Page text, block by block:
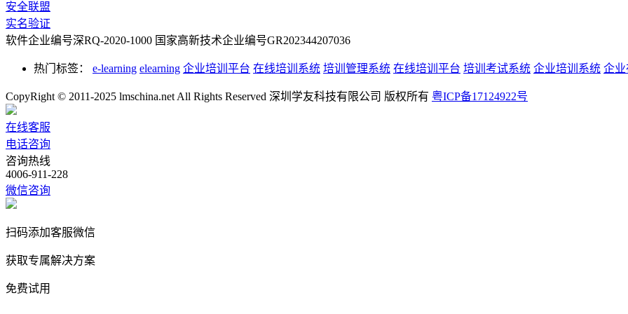
安全联盟
实名验证
软件企业编号深RQ-2020-1000 国家高新技术企业编号GR202344207036
热门标签： e-learning elearning 企业培训平台 在线培训系统 培训管理系统 在线培训平台 培训考试系统 企业培训系统 企业
CopyRight © 2011-2025 lmschina.net All Rights Reserved 深圳学友科技有限公司 版权所有 粤ICP备17124922号
在线客服
电话咨询
咨询热线
4006-911-228
微信咨询
扫码添加客服微信
获取专属解决方案
免费试用